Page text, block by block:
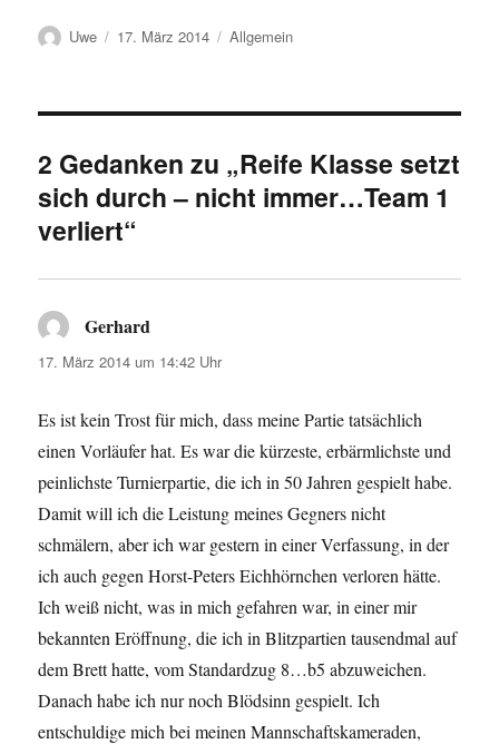
Autor
Uwe
Veröffentlicht
17. März 2014 Kategorien
Allgemein
2 Gedanken zu „Reife Klasse setzt
sich durch – nicht immer…Team 1
verliert“
Gerhard
17. März 2014 um 14:42 Uhr
Es ist kein Trost für mich, dass meine Partie tatsächlich
einen Vorläufer hat. Es war die kürzeste, erbärmlichste und
peinlichste Turnierpartie, die ich in 50 Jahren gespielt habe.
Damit will ich die Leistung meines Gegners nicht
schmälern, aber ich war gestern in einer Verfassung, in der
ich auch gegen Horst-Peters Eichhörnchen verloren hätte.
Ich weiß nicht, was in mich gefahren war, in einer mir
bekannten Eröffnung, die ich in Blitzpartien tausendmal auf
dem Brett hatte, vom Standardzug 8…b5 abzuweichen.
Danach habe ich nur noch Blödsinn gespielt. Ich
entschuldige mich bei meinen Mannschaftskameraden,